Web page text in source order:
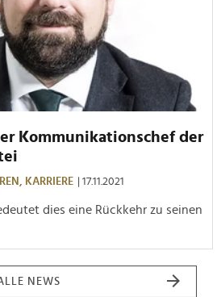
Kommunikationschef der
KARRIERE | 17.11.2021
dies eine Rückkehr zu seinen
NEWS